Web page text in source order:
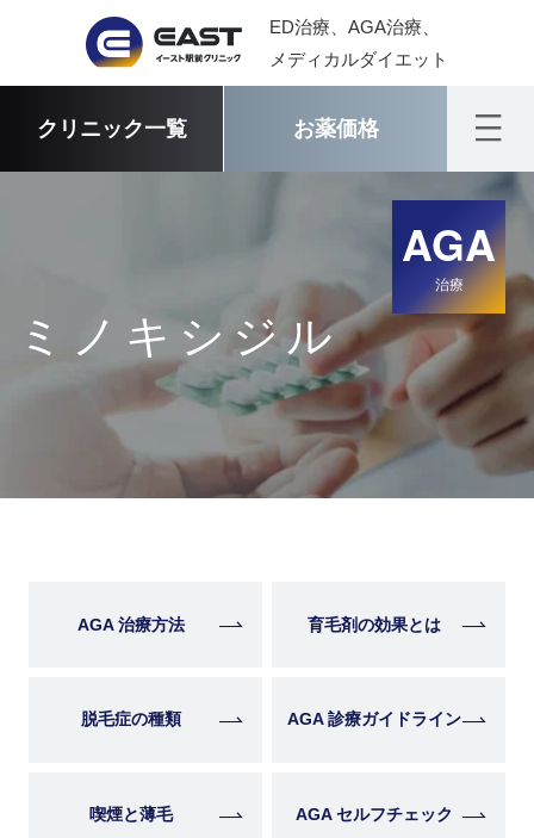
ED治療、AGA治療、
メディカルダイエット
クリニック一覧 お薬価格
AGA
治療
ミノキシジル
AGA 治療方法 育毛剤の効果とは
脱毛症の種類 AGA 診療ガイドライン
喫煙と薄毛 AGA セルフチェック